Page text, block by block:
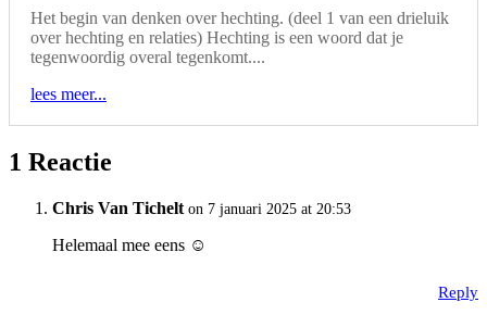
Het begin van denken over hechting. (deel 1 van een drieluik
over hechting en relaties) Hechting is een woord dat je
tegenwoordig overal tegenkomt....
lees meer...
1 Reactie
Chris Van Tichelt on 7 januari 2025 at 20:53
Helemaal mee eens ☺️
Reply